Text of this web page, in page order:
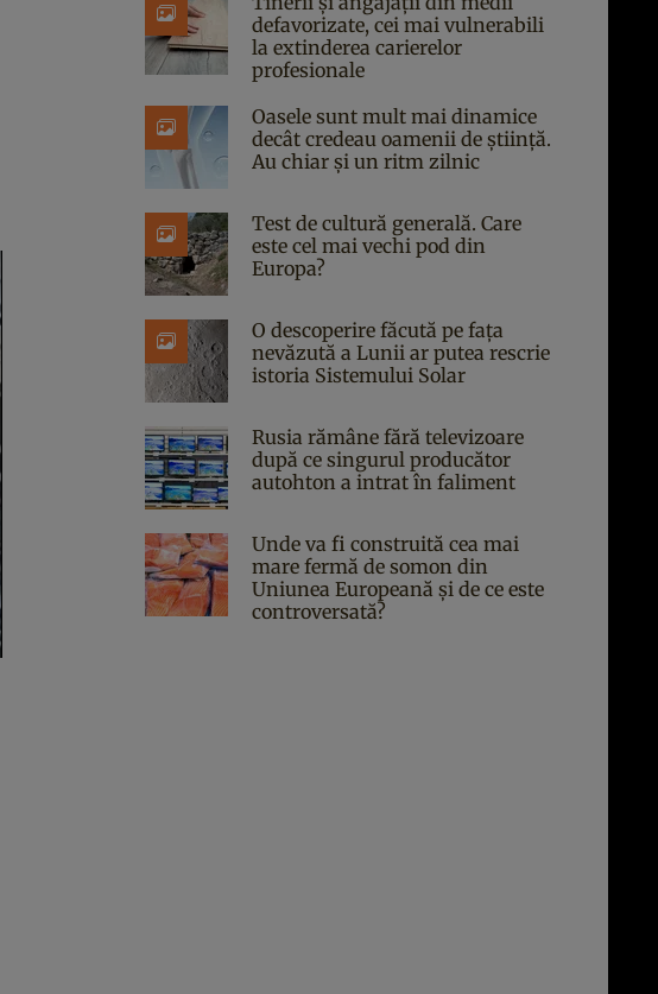
defavorizate, cei mai vulnerabili
la extinderea carierelor
profesionale
Oasele sunt mult mai dinamice
decât credeau oamenii de știință.
Au chiar și un ritm zilnic
Test de cultură generală. Care
este cel mai vechi pod din
Europa?
O descoperire făcută pe fața
nevăzută a Lunii ar putea rescrie
istoria Sistemului Solar
Rusia rămâne fără televizoare
după ce singurul producător
autohton a intrat în faliment
Unde va fi construită cea mai
mare fermă de somon din
Uniunea Europeană și de ce este
controversată?